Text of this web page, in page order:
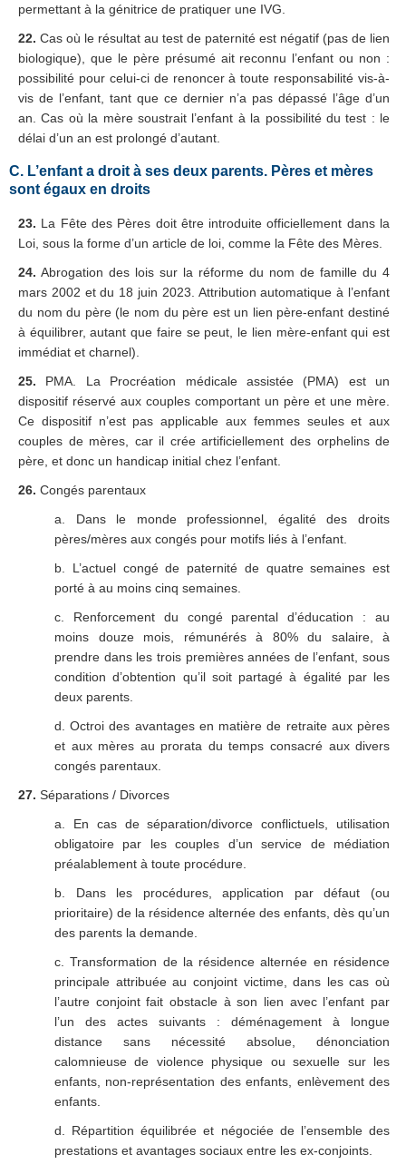
permettant à la génitrice de pratiquer une IVG.
22. Cas où le résultat au test de paternité est négatif (pas de lien
biologique), que le père présumé ait reconnu l’enfant ou non :
possibilité pour celui-ci de renoncer à toute responsabilité vis-à-
vis de l’enfant, tant que ce dernier n’a pas dépassé l’âge d’un
an. Cas où la mère soustrait l’enfant à la possibilité du test : le
délai d’un an est prolongé d’autant.
C. L’enfant a droit à ses deux parents. Pères et mères
sont égaux en droits
23. La Fête des Pères doit être introduite officiellement dans la
Loi, sous la forme d’un article de loi, comme la Fête des Mères.
24. Abrogation des lois sur la réforme du nom de famille du 4
mars 2002 et du 18 juin 2023. Attribution automatique à l’enfant
du nom du père (le nom du père est un lien père-enfant destiné
à équilibrer, autant que faire se peut, le lien mère-enfant qui est
immédiat et charnel).
25. PMA. La Procréation médicale assistée (PMA) est un
dispositif réservé aux couples comportant un père et une mère.
Ce dispositif n’est pas applicable aux femmes seules et aux
couples de mères, car il crée artificiellement des orphelins de
père, et donc un handicap initial chez l’enfant.
26. Congés parentaux
a. Dans le monde professionnel, égalité des droits
pères/mères aux congés pour motifs liés à l’enfant.
b. L’actuel congé de paternité de quatre semaines est
porté à au moins cinq semaines.
c. Renforcement du congé parental d’éducation : au
moins douze mois, rémunérés à 80% du salaire, à
prendre dans les trois premières années de l’enfant, sous
condition d’obtention qu’il soit partagé à égalité par les
deux parents.
d. Octroi des avantages en matière de retraite aux pères
et aux mères au prorata du temps consacré aux divers
congés parentaux.
27. Séparations / Divorces
a. En cas de séparation/divorce conflictuels, utilisation
obligatoire par les couples d’un service de médiation
préalablement à toute procédure.
b. Dans les procédures, application par défaut (ou
prioritaire) de la résidence alternée des enfants, dès qu’un
des parents la demande.
c. Transformation de la résidence alternée en résidence
principale attribuée au conjoint victime, dans les cas où
l’autre conjoint fait obstacle à son lien avec l’enfant par
l’un des actes suivants : déménagement à longue
distance sans nécessité absolue, dénonciation
calomnieuse de violence physique ou sexuelle sur les
enfants, non-représentation des enfants, enlèvement des
enfants.
d. Répartition équilibrée et négociée de l’ensemble des
prestations et avantages sociaux entre les ex-conjoints.